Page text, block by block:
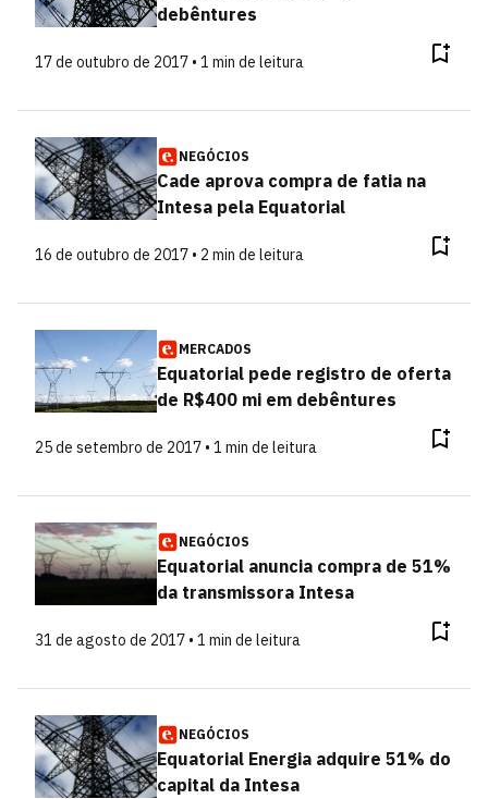
debêntures
17 de outubro de 2017 • 1 min de leitura
NEGÓCIOS
Cade aprova compra de fatia na
Intesa pela Equatorial
16 de outubro de 2017 • 2 min de leitura
MERCADOS
Equatorial pede registro de oferta
de R$400 mi em debêntures
25 de setembro de 2017 • 1 min de leitura
NEGÓCIOS
Equatorial anuncia compra de 51%
da transmissora Intesa
31 de agosto de 2017 • 1 min de leitura
NEGÓCIOS
Equatorial Energia adquire 51% do
capital da Intesa